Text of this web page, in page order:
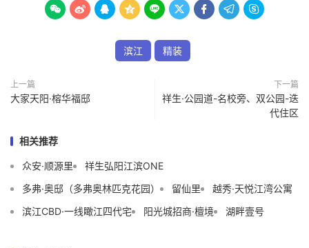
        
滨江 精装
上一篇
大家天阳·榕华福邸
下一篇
祥生·公园道-名校旁、双公园-迭
代住区
相关推荐
众安·顺源里
祥生弘阳江滨ONE
多弗·奥邸（多弗奥林匹克花园）
留仙里
越秀·天悦江湾公寓
滨江CBD·一线瞰江四代宅
阳光城招商·檀境 湖畔壹号